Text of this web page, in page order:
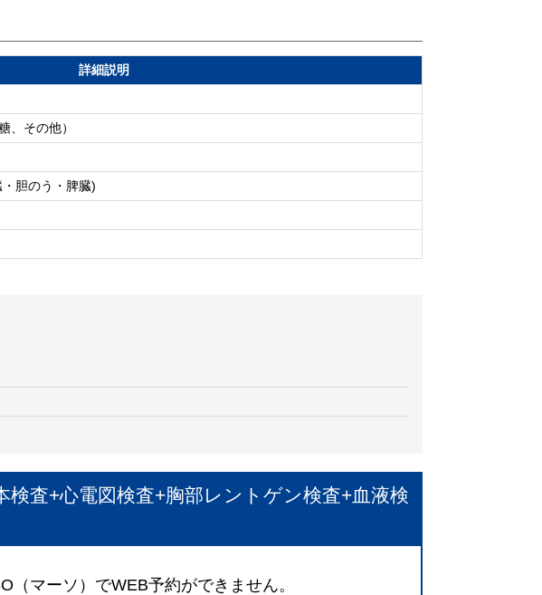
詳細説明
、その他）
胆のう・脾臓)
査+心電図検査+胸部レントゲン検査+血液検
マーソ）でWEB予約ができません。